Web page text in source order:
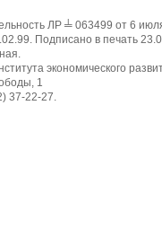
ЛР ╧ 063499 от 6
Подписано в печать
экономического
1
37-22-27.